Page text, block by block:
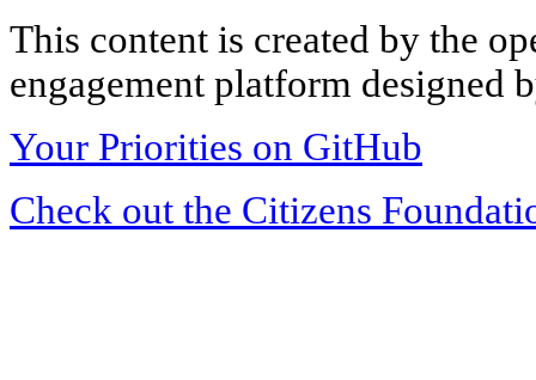
This content is created by the
engagement platform designed
Your Priorities on GitHub
Check out the Citizens